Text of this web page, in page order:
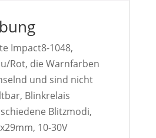
Impact8-1048,
Rot, die Warnfarben
und sind nicht
Blinkrelais
Blitzmodi,
10-30V